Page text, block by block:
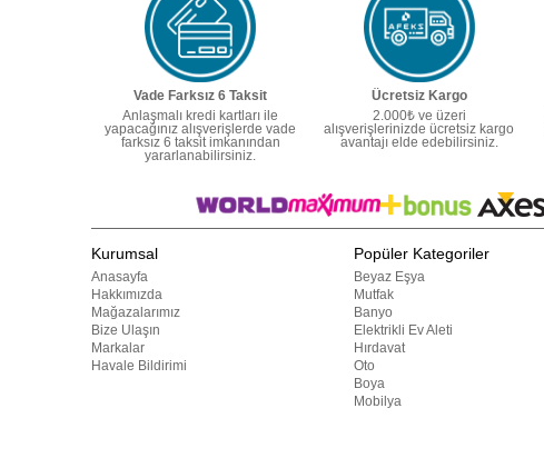
Vade Farksız 6 Taksit
Anlaşmalı kredi kartları ile
yapacağınız alışverişlerde vade
farksız 6 taksit imkanından
yararlanabilirsiniz.
Ücretsiz Kargo
2.000₺ ve üzeri
alışverişlerinizde ücretsiz kargo
avantajı elde edebilirsiniz.
Kurumsal
Anasayfa
Hakkımızda
Mağazalarımız
Bize Ulaşın
Markalar
Havale Bildirimi
Popüler Kategoriler
Beyaz Eşya
Mutfak
Banyo
Elektrikli Ev Aleti
Hırdavat
Oto
Boya
Mobilya